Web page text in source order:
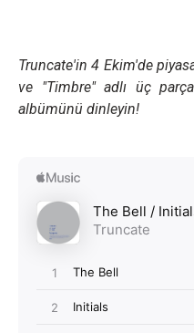
Truncate'in 4 Ekim'de
ve "Timbre" adlı üç
albümünü dinleyin!